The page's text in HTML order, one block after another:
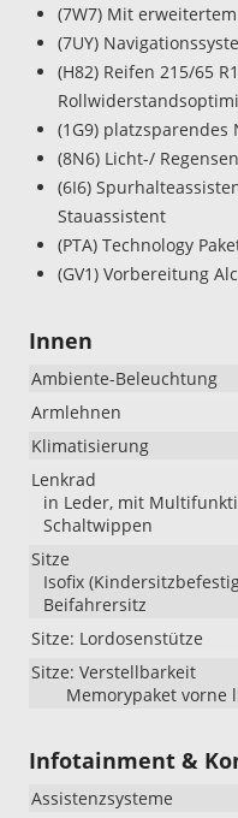
(7W7) Mit
(7UY)
(H82) Reifen 215/65
(1G9) platzsparendes
(8N6) Licht-/
(6I6)
Stauassistent
(PTA) Technology
(GV1) Vorbereitung
Innen
Ambiente-Beleuchtung
Armlehnen
Klimatisierung
Lenkrad
in Leder, mit
Schaltwippen
Sitze
Isofix
Beifahrersitz
Sitze: Lordosenstütze
Sitze: Verstellbarkeit
Memorypaket vorne
Infotainment &
Assistenzsysteme